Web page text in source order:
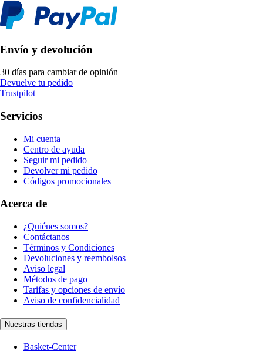
Envío y devolución
30 días para cambiar de opinión
Devuelve tu pedido
Trustpilot
Servicios
Mi cuenta
Centro de ayuda
Seguir mi pedido
Devolver mi pedido
Códigos promocionales
Acerca de
¿Quiénes somos?
Contáctanos
Términos y Condiciones
Devoluciones y reembolsos
Aviso legal
Métodos de pago
Tarifas y opciones de envío
Aviso de confidencialidad
Nuestras tiendas
Basket-Center